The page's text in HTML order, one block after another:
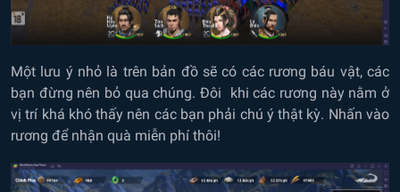
Một lưu ý nhỏ là trên bản đồ sẽ có các rương báu vật, các
bạn đừng nên bỏ qua chúng. Đôi khi các rương này nằm ở
vị trí khá khó thấy nên các bạn phải chú ý thật kỳ. Nhấn vào
rương để nhận quà miễn phí thôi!